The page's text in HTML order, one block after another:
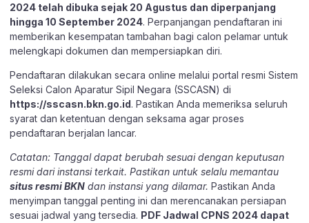
2024 telah dibuka sejak 20 Agustus dan diperpanjang
hingga 10 September 2024. Perpanjangan pendaftaran ini
memberikan kesempatan tambahan bagi calon pelamar untuk
melengkapi dokumen dan mempersiapkan diri.
Pendaftaran dilakukan secara online melalui portal resmi Sistem
Seleksi Calon Aparatur Sipil Negara (SSCASN) di
https://sscasn.bkn.go.id. Pastikan Anda memeriksa seluruh
syarat dan ketentuan dengan seksama agar proses
pendaftaran berjalan lancar.
Catatan: Tanggal dapat berubah sesuai dengan keputusan
resmi dari instansi terkait. Pastikan untuk selalu memantau
situs resmi BKN dan instansi yang dilamar. Pastikan Anda
menyimpan tanggal penting ini dan merencanakan persiapan
sesuai jadwal yang tersedia. PDF Jadwal CPNS 2024 dapat